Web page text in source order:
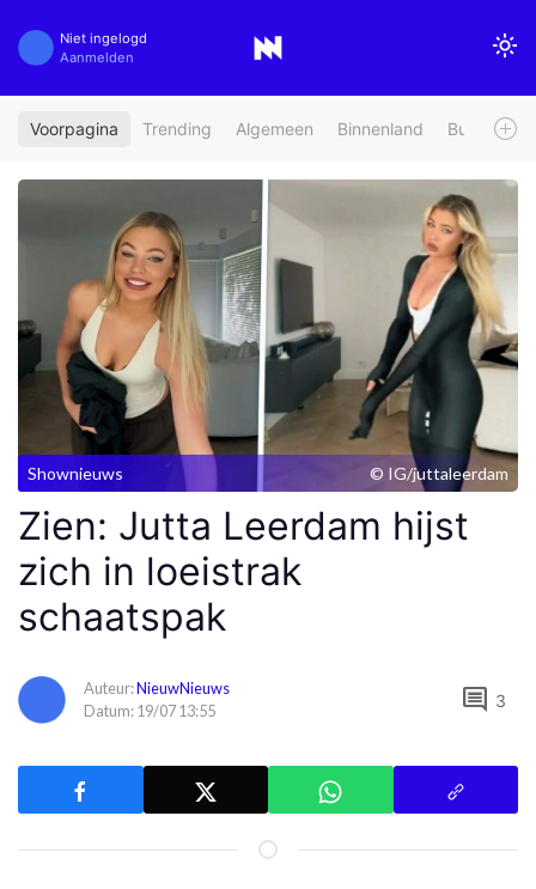
Niet ingelogd
Aanmelden
Voorpagina Trending Algemeen Binnenland Buitenland
Shownieuws © IG/juttaleerdam
Zien: Jutta Leerdam hijst
zich in loeistrak
schaatspak
Auteur:NieuwNieuws
Datum: 19/07 13:55
comment 3